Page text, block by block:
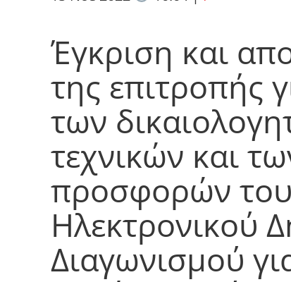
Έγκριση και
της επιτροπής
των
τεχνικών και
προσφορών
Ηλεκτρονικού
Διαγωνισμού